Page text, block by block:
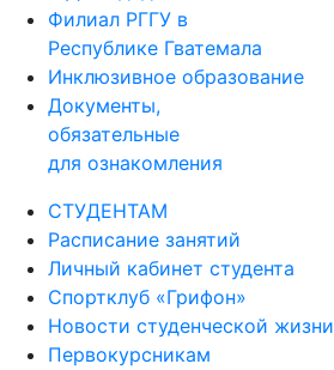
Филиал РГГУ в
Республике Гватемала
Инклюзивное образование
Документы,
обязательные
для ознакомления
СТУДЕНТАМ
Расписание занятий
Личный кабинет студента
Спортклуб «Грифон»
Новости студенческой жизни
Первокурсникам